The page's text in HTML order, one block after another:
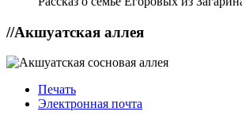
//Акшуатская аллея
Печать
Электронная почта